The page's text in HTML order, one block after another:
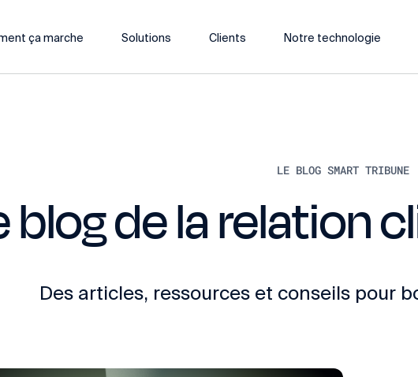
ça marche Solutions Clients Notre technologie
LE BLOG SMART TRIBUNE
blog de la relation
Des articles, ressources et conseils pour